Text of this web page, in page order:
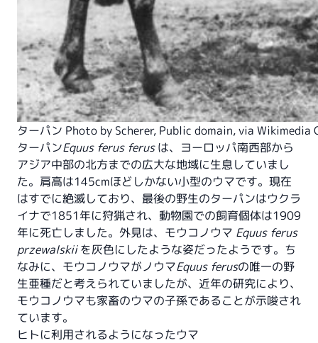
ターパン Photo by Scherer, Public domain, via Wikimedia
ターパンEquus ferus ferusは、ヨーロッパ南西部から
アジア中部の北方までの広大な地域に生息していまし
た。肩高は145cmほどしかない小型のウマです。現在
はすでに絶滅しており、最後の野生のターパンはウクラ
イナで1851年に狩猟され、動物園での飼育個体は1909
年に死亡しました。外見は、モウコノウマ Equus ferus
przewalskiiを灰色にしたような姿だったようです。ち
なみに、モウコノウマがノウマEquus ferusの唯一の野
生亜種だと考えられていましたが、近年の研究により、
モウコノウマも家畜のウマの子孫であることが示唆され
ています。
ヒトに利用されるようになったウマ